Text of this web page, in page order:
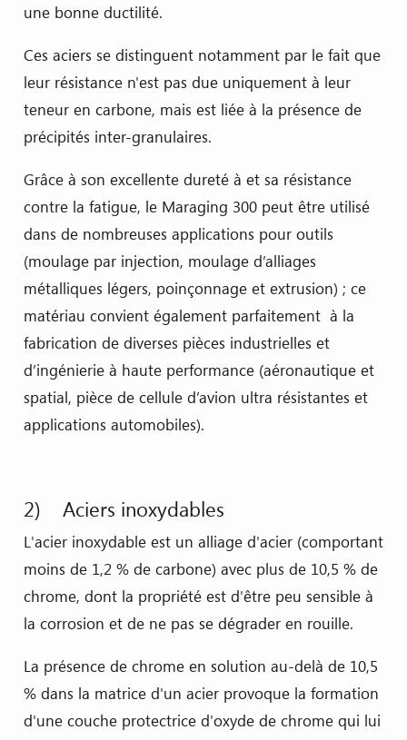
une bonne ductilité.
Ces aciers se distinguent notamment par le fait que
leur résistance n'est pas due uniquement à leur
teneur en carbone, mais est liée à la présence de
précipités inter-granulaires.
Grâce à son excellente dureté à et sa résistance
contre la fatigue, le Maraging 300 peut être utilisé
dans de nombreuses applications pour outils
(moulage par injection, moulage d’alliages
métalliques légers, poinçonnage et extrusion) ; ce
matériau convient également parfaitement à la
fabrication de diverses pièces industrielles et
d’ingénierie à haute performance (aéronautique et
spatial, pièce de cellule d’avion ultra résistantes et
applications automobiles).
2) Aciers inoxydables
L'acier inoxydable est un alliage d'acier (comportant
moins de 1,2 % de carbone) avec plus de 10,5 % de
chrome, dont la propriété est d'être peu sensible à
la corrosion et de ne pas se dégrader en rouille.
La présence de chrome en solution au-delà de 10,5
% dans la matrice d'un acier provoque la formation
d'une couche protectrice d'oxyde de chrome qui lui